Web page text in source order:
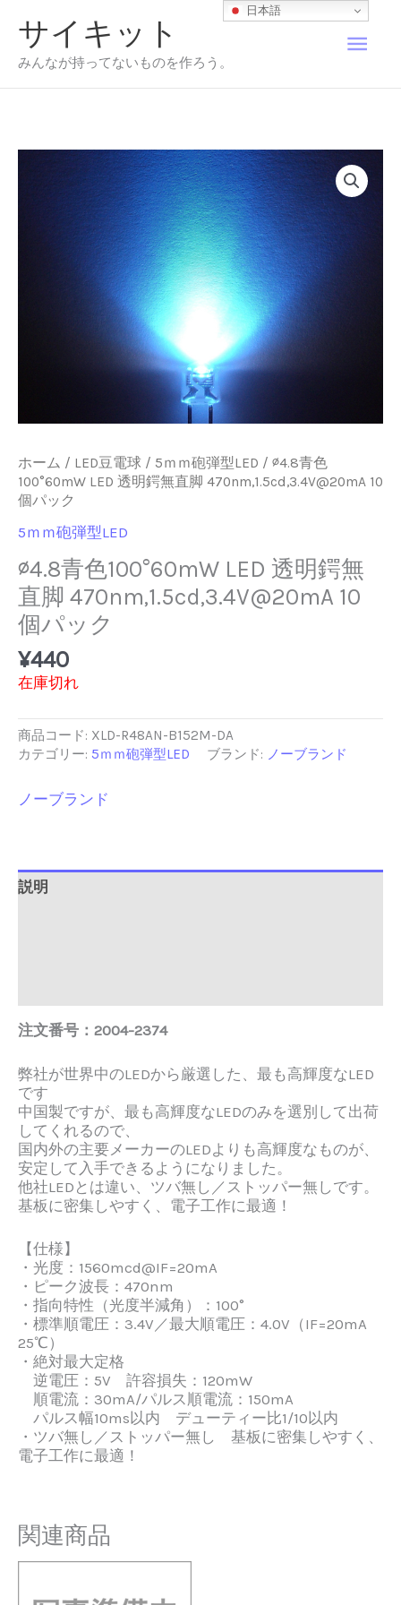
キ
サイキット
みんなが持ってないものを作ろう。
メ
イ
メ
ニ
ホーム / LED豆電球 / 5ｍｍ砲弾型LED / ∅4.8青色
100°60mW LED 透明鍔無直脚 470nm,1.5cd,3.4V@20mA 10
個パック
5ｍｍ砲弾型LED
∅4.8青色100°60mW LED 透明鍔無
直脚 470nm,1.5cd,3.4V@20mA 10
個パック
¥440
在庫切れ
商品コード: XLD-R48AN-B152M-DA
カテゴリー: 5ｍｍ砲弾型LED ブランド: ノーブランド
ノーブランド
説明
注文番号：2004-2374
弊社が世界中のLEDから厳選した、最も高輝度なLED
です
中国製ですが、最も高輝度なLEDのみを選別して出荷
してくれるので、
国内外の主要メーカーのLEDよりも高輝度なものが、
安定して入手できるようになりました。
他社LEDとは違い、ツバ無し／ストッパー無しです。
基板に密集しやすく、電子工作に最適！
【仕様】
・光度：1560mcd@IF=20mA
・ピーク波長：470nm
・指向特性（光度半減角）：100°
・標準順電圧：3.4V／最大順電圧：4.0V（IF=20mA
25℃）
・絶対最大定格
逆電圧：5V 許容損失：120mW
順電流：30mA/パルス順電流：150mA
パルス幅10ms以内 デューティー比1/10以内
・ツバ無し／ストッパー無し 基板に密集しやすく、
電子工作に最適！
関連商品
日本語